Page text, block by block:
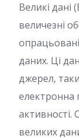
Великі дані
величезні
даних. Ці
джерел,
електронна
великих